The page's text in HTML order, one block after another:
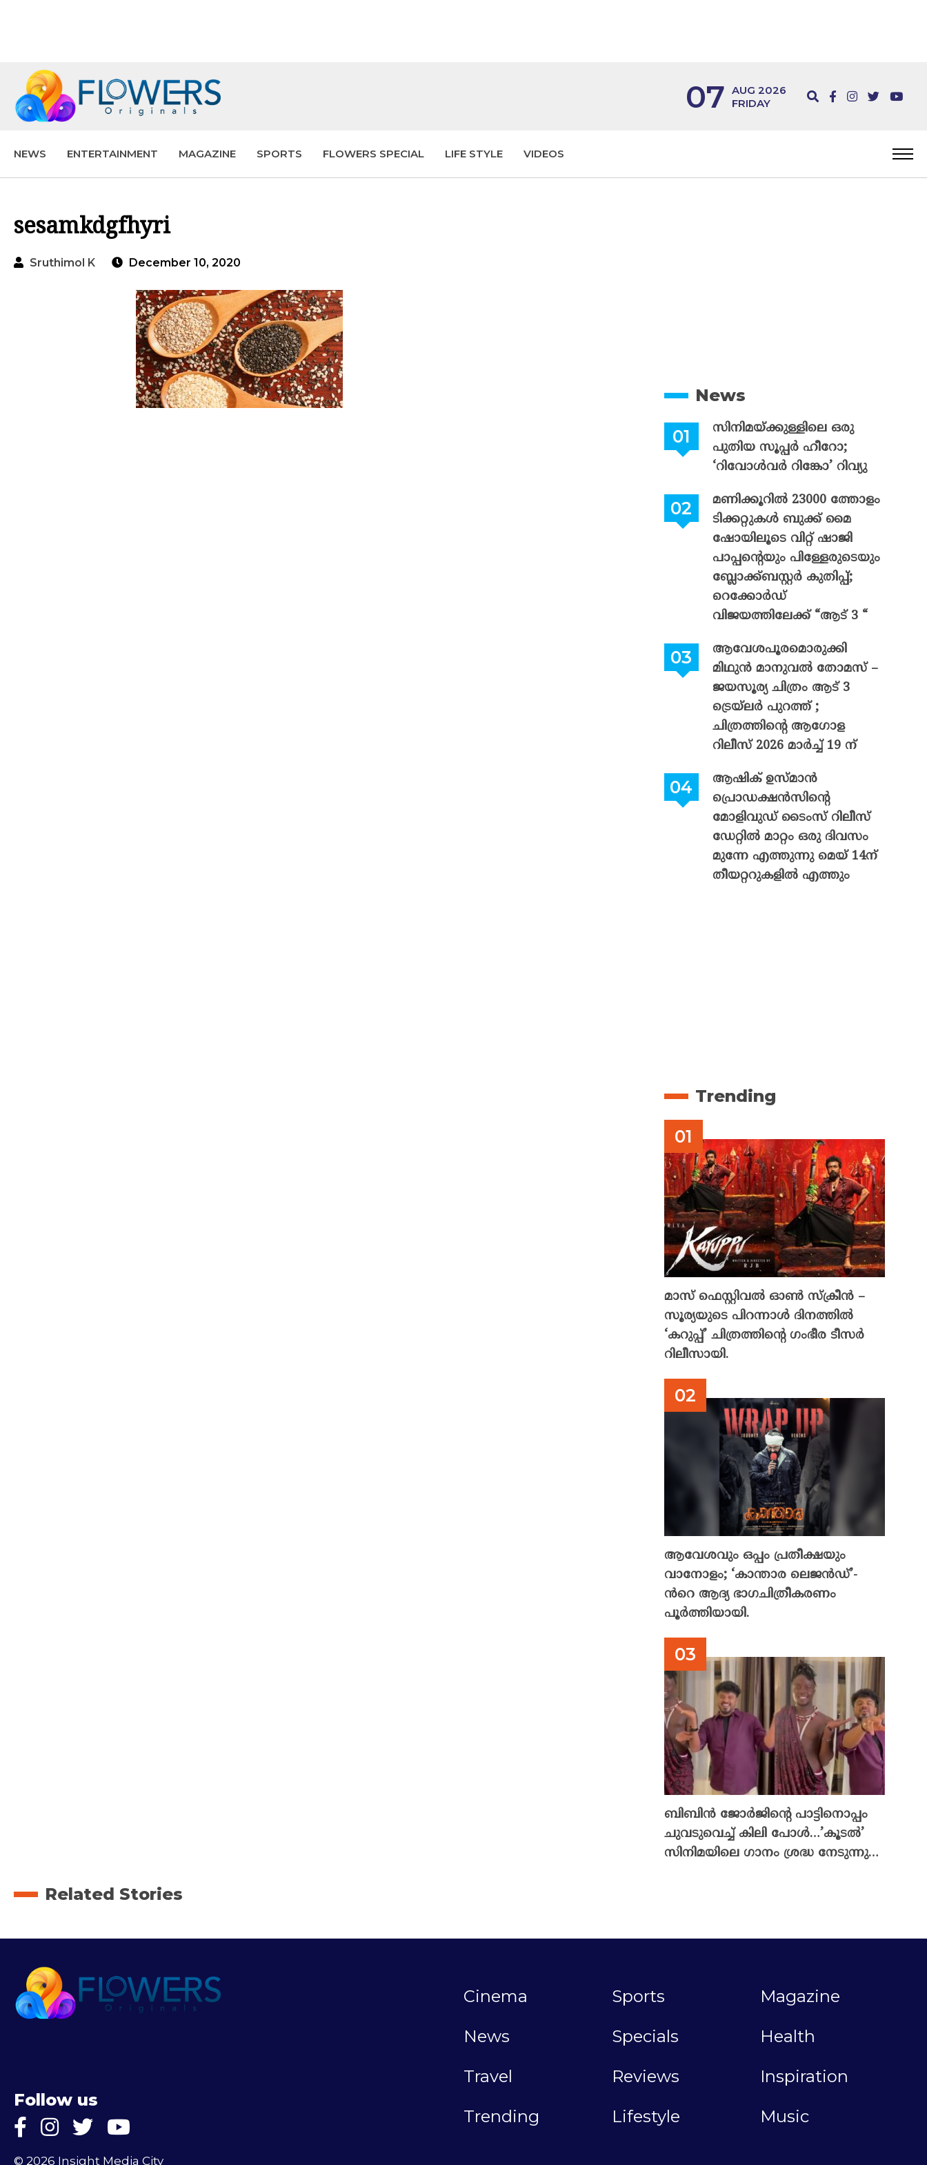
07 AUG 2026
FRIDAY
NEWS ENTERTAINMENT MAGAZINE SPORTS FLOWERS SPECIAL LIFE STYLE VIDEOS
sesamkdgfhyri
Sruthimol K December 10, 2020
News
സിനിമയ്ക്കുള്ളിലെ ഒരു
പുതിയ സൂപ്പർ ഹീറോ;
‘റിവോൾവർ റിങ്കോ’ റിവ്യു
മണിക്കൂറിൽ 23000 ത്തോളം
ടിക്കറ്റുകൾ ബുക്ക് മൈ
ഷോയിലൂടെ വിറ്റ് ഷാജി
പാപ്പന്റെയും പിള്ളേരുടെയും
ബ്ലോക്ക്ബസ്റ്റർ കുതിപ്പ്;
റെക്കോർഡ്
വിജയത്തിലേക്ക് “ആട് 3 “
ആവേശപൂരമൊരുക്കി
മിഥുൻ മാനുവൽ തോമസ് –
ജയസൂര്യ ചിത്രം ആട് 3
ട്രെയ്‌ലർ പുറത്ത് ;
ചിത്രത്തിന്റെ ആഗോള
റിലീസ് 2026 മാർച്ച് 19 ന്
ആഷിക് ഉസ്മാൻ
പ്രൊഡക്ഷൻസിന്റെ
മോളിവുഡ് ടൈംസ് റിലീസ്
ഡേറ്റിൽ മാറ്റം ഒരു ദിവസം
മുന്നേ എത്തുന്നു മെയ് 14ന്
തീയറ്ററുകളിൽ എത്തും
Trending
മാസ് ഫെസ്റ്റിവൽ ഓൺ സ്‌ക്രീൻ –
സൂര്യയുടെ പിറന്നാൾ ദിനത്തിൽ
‘കറുപ്പ്’ ചിത്രത്തിന്റെ ഗംഭീര ടീസർ
റിലീസായി.
ആവേശവും ഒപ്പം പ്രതീക്ഷയും
വാനോളം; ‘കാന്താര ലെജൻഡ്’-
ൻറെ ആദ്യ ഭാഗചിത്രീകരണം
പൂർത്തിയായി.
ബിബിൻ ജോർജിന്റെ പാട്ടിനൊപ്പം
ചുവടുവെച്ച് കിലി പോൾ…’കൂടൽ’
സിനിമയിലെ ഗാനം ശ്രദ്ധ നേടുന്നു…
Related Stories
Follow us
© 2026 Insight Media City
Cinema Sports
Magazine
News
Specials
Health
Travel
Reviews
Inspiration
Trending
Lifestyle Music